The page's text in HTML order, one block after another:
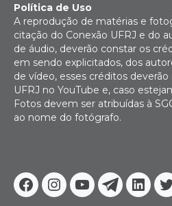
Facebook
Instagram
YoutubeTelegram
Política de Uso
A reprodução de matérias e
citação do Conexão UFRJ e do
de áudio, deverão constar os
em sendo explicitados, dos
de vídeo, esses créditos
UFRJ no YouTube e, caso
Fotos devem ser atribuídas à
ao nome do fotógrafo.